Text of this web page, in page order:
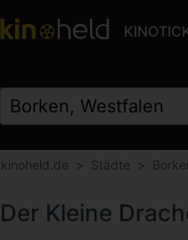
kinoheld.de Städte
Der Kleine